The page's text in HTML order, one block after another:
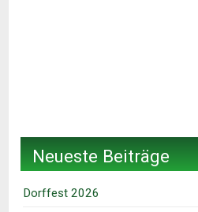
Neueste Beiträge
Dorffest 2026